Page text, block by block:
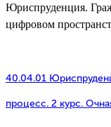
Юриспруденция.
цифровом
40.04.01
процесс. 2 курс.